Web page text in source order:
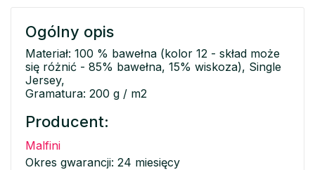
Ogólny opis
Materiał: 100 % bawełna (kolor 12 - skład może
się różnić - 85% bawełna, 15% wiskoza), Single
Jersey,
Gramatura: 200 g / m2
Producent:
Malfini
Okres gwarancji: 24 miesięcy